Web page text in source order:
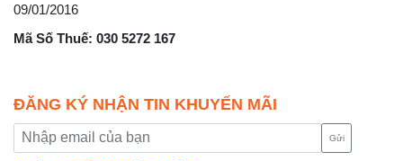
09/01/2016
Mã Số Thuế: 030 5272 167
ĐĂNG KÝ NHẬN TIN KHUYẾN MÃI
Gửi